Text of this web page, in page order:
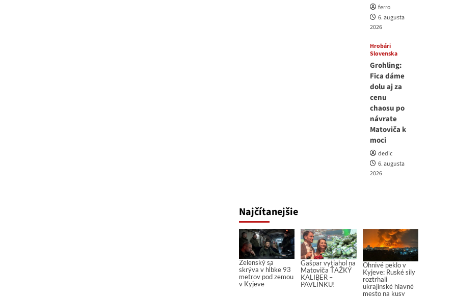
ferro
6. augusta
2026
Hrobári
Slovenska
Grohling:
Fica dáme
dolu aj za
cenu
chaosu po
návrate
Matoviča k
moci
dedic
6. augusta
2026
Najčítanejšie
Zelenský sa
skrýva v hĺbke 93
metrov pod zemou
v Kyjeve
Gašpar vytiahol na
Matoviča ŤAŽKÝ
KALIBER –
PAVLÍNKU!
Ohnivé peklo v
Kyjeve: Ruské sily
roztrhali
ukrajinské hlavné
mesto na kusy